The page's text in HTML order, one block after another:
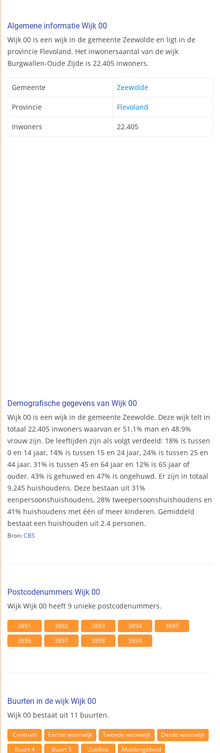
Algemene informatie Wijk 00
Wijk 00 is een wijk in de gemeente Zeewolde en ligt in de
provincie Flevoland. Het inwonersaantal van de wijk
Burgwallen-Oude Zijde is 22.405 inwoners.
Gemeente Zeewolde
Provincie Flevoland
Inwoners 22.405
Demografische gegevens van Wijk 00
Wijk 00 is een wijk in de gemeente Zeewolde. Deze wijk telt in
totaal 22.405 inwoners waarvan er 51.1% man en 48.9%
vrouw zijn. De leeftijden zijn als volgt verdeeld: 18% is tussen
0 en 14 jaar, 14% is tussen 15 en 24 jaar, 24% is tussen 25 en
44 jaar, 31% is tussen 45 en 64 jaar en 12% is 65 jaar of
ouder. 43% is gehuwed en 47% is ongehuwd. Er zijn in totaal
9.245 huishoudens. Deze bestaan uit 31%
eenpersoonshuishoudens, 28% tweepersoonshuishoudens en
41% huishoudens met één of meer kinderen. Gemiddeld
bestaat een huishouden uit 2.4 personen.
Bron: CBS
Postcodenummers Wijk 00
Wijk Wijk 00 heeft 9 unieke postcodenummers.
3891 3892 3893 3894
3895
3896
3897 3898 3899
Buurten in de wijk Wijk 00
Wijk 00 bestaat uit 11 buurten.
Centrum Eerste woonwijk Tweede woonwijk
Derde woonwijk
Buurt 4
Buurt 5 Zuidlob Middengebied